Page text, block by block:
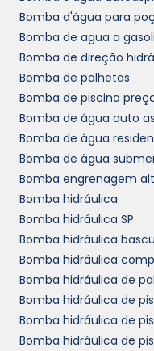
BOMBAS
ÁGUA
A instalação
pressurizadora
para o seu
recomendável
por profissionais
garantir a
problemas
sua
essencial
conexão e
componentes
perfeita harmonia.
Bomba d'água para
Bomba de agua a
Bomba de palhetas
Bomba de piscina
Bomba de água
Bomba hidráulica
Bomba hidráulica SP
Bomba hidráulica
Bomba hidráulica de